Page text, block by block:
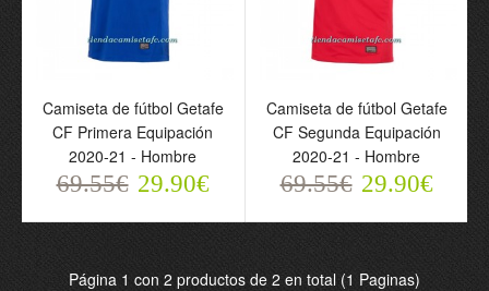
Getafe CF Primera
Equipación 2020-21 -
Hombre
69.55€ 29.90€
Getafe CF Segunda
Equipación 2020-21 -
Hombre
69.55€ 29.90€
Camiseta de fútbol Getafe
CF Primera Equipación
2020-21 - Hombre
69.55€ 29.90€
Camiseta de fútbol Getafe
CF Segunda Equipación
2020-21 - Hombre
69.55€ 29.90€
Página 1 con 2 productos de 2 en total (1 Paginas)